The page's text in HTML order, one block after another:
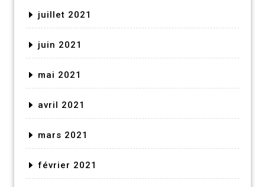
juillet 2021
juin 2021
mai 2021
avril 2021
mars 2021
février 2021